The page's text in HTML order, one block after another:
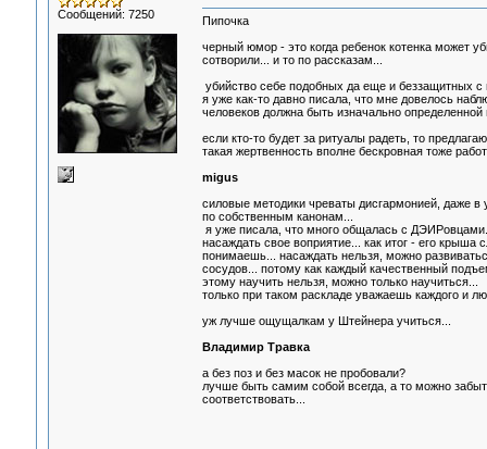
Сообщений: 7250
Пипочка
черный юмор - это когда ребенок котенка может
сотворили... и то по рассказам...
убийство себе подобных да еще и беззащитных
я уже как-то давно писала, что мне довелось
человеков должна быть изначально
если кто-то будет за ритуалы радеть, то
такая жертвенность вполне бескровная тоже
migus
силовые методики чреваты дисгармонией, даже
по собственным канонам...
я уже писала, что много общалась с
насаждать свое воприятие... как итог - его крыша
понимаешь... насаждать нельзя, можно
сосудов... потому как каждый качественный
этому научить нельзя, можно только научиться...
только при таком раскладе уважаешь каждого и
уж лучше ощущалкам у Штейнера учиться...
Владимир Травка
а без поз и без масок не пробовали?
лучше быть самим собой всегда, а то можно
соответствовать...